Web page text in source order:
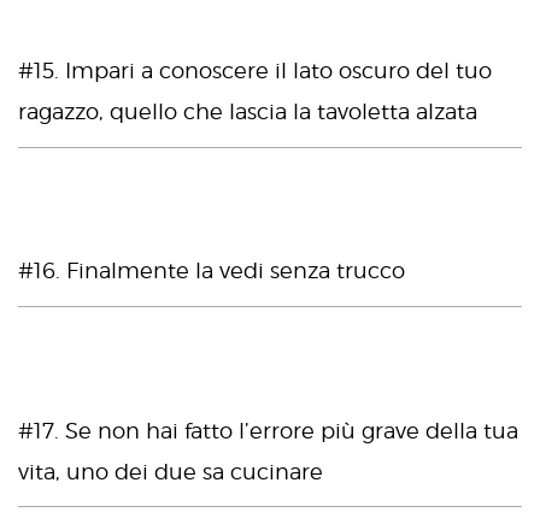
#15. Impari a conoscere il lato oscuro del tuo
ragazzo, quello che lascia la tavoletta alzata
#16. Finalmente la vedi senza trucco
#17. Se non hai fatto l’errore più grave della tua
vita, uno dei due sa cucinare